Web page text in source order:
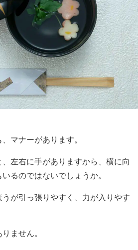
マナーがあります。
左右に手がありますから、横に向
るのではないでしょうか。
が引っ張りやすく、力が入りやす
ません。